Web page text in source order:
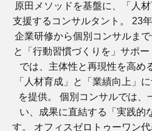
原田メソッドを基盤に、「人
支援するコンサルタント。 23
企業研修から個別コンサルまで
と「行動習慣づくりを」サポ
では、主体性と再現性を高め
「人材育成」と「業績向上」
を提供。 個別コンサルでは、
い、成果に直結する「実践的
す。 オフィスゼロトゥーワン